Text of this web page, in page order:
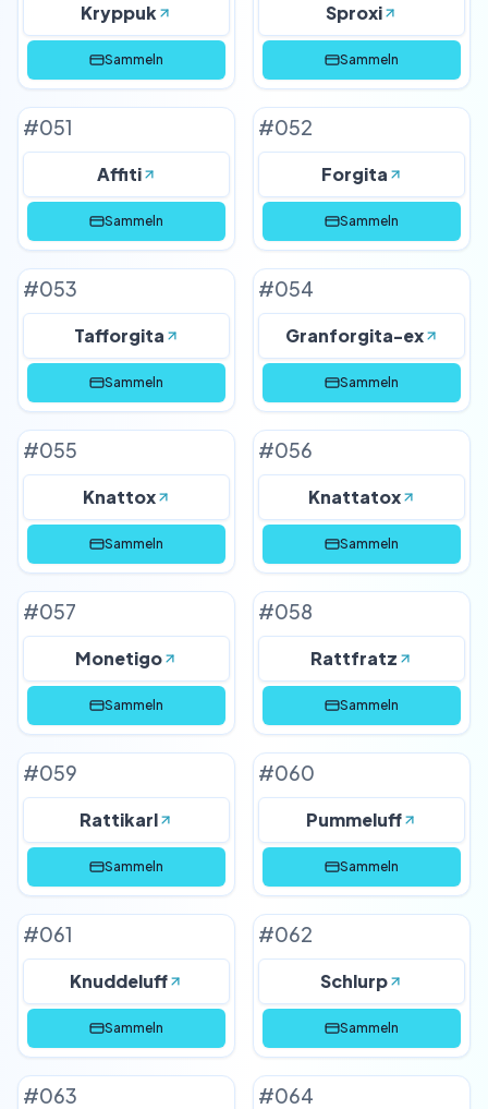
Kryppuk
Sammeln
Sproxi
Sammeln
#051
Affiti
Sammeln
#052
Forgita
Sammeln
#053
Tafforgita
Sammeln
#054
Granforgita-ex
Sammeln
#055
Knattox
Sammeln
#056
Knattatox
Sammeln
#057
Monetigo
Sammeln
#058
Rattfratz
Sammeln
#059
Rattikarl
Sammeln
#060
Pummeluff
Sammeln
#061
Knuddeluff
Sammeln
#062
Schlurp
Sammeln
#063 #064